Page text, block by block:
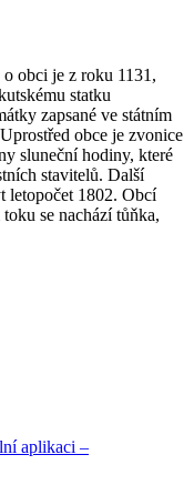
obci je z roku 1131,
statku
zapsané ve státním
obce je zvonice
sluneční hodiny, které
stavitelů. Další
letopočet 1802. Obcí
se nachází tůňka,
aplikaci –